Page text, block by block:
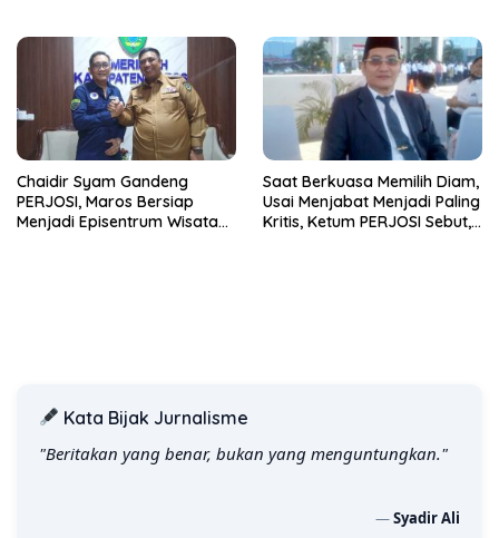
Wartawan
Chaidir Syam Gandeng
PERJOSI, Maros Bersiap
Menjadi Episentrum Wisata
Saat Berkuasa Memilih Diam,
Usai Menjabat Menjadi Paling
Kritis, Ketum PERJOSI Sebut,
Kata Bijak Jurnalisme
"Beritakan yang benar, bukan yang menguntungkan."
—Syadir Ali